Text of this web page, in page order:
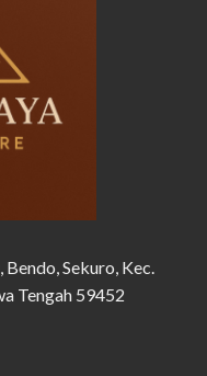
Sekuro, Kec.
Tengah 59452